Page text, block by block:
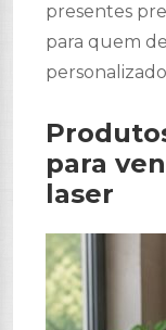
presentes
para quem
para
laser